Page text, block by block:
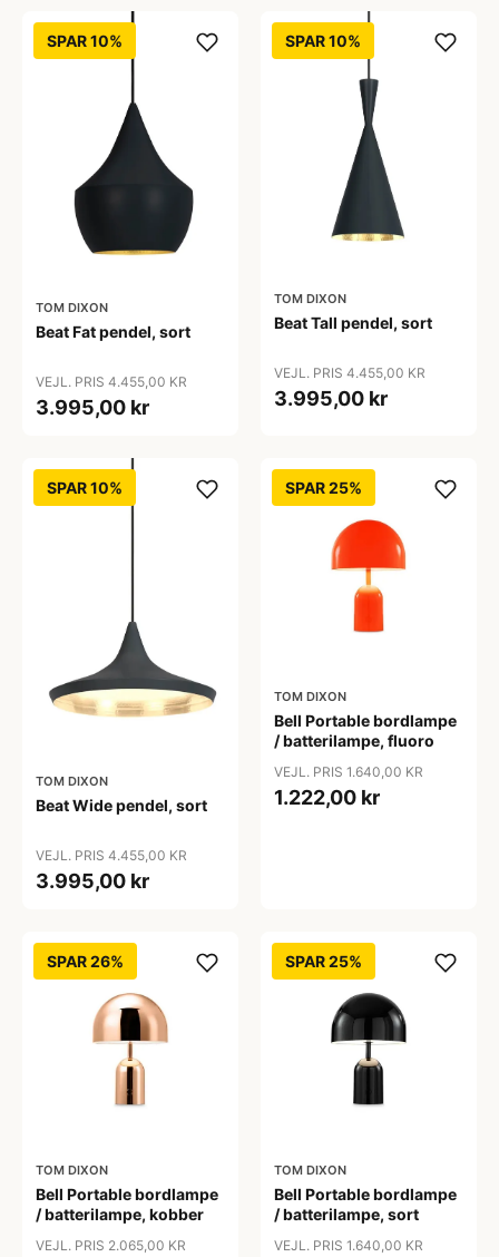
SPAR 10%
TOM DIXON
Beat Fat pendel, sort
VEJL. PRIS 4.455,00 KR
3.995,00 kr
SPAR 10%
TOM DIXON
Beat Tall pendel, sort
VEJL. PRIS 4.455,00 KR
3.995,00 kr
SPAR 10%
TOM DIXON
Beat Wide pendel, sort
VEJL. PRIS 4.455,00 KR
3.995,00 kr
SPAR 25%
TOM DIXON
Bell Portable bordlampe
/ batterilampe, fluoro
VEJL. PRIS 1.640,00 KR
1.222,00 kr
SPAR 26%
TOM DIXON
Bell Portable bordlampe
/ batterilampe, kobber
VEJL. PRIS 2.065,00 KR
SPAR 25%
TOM DIXON
Bell Portable bordlampe
/ batterilampe, sort
VEJL. PRIS 1.640,00 KR